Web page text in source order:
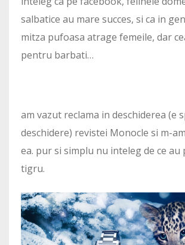
salbatice au mare succes, si ca in
mitza pufoasa atrage femeile, dar
pentru barbati…
am vazut reclama in deschiderea (e
deschidere) revistei Monocle si m-
ea. pur si simplu nu inteleg de ce au
tigru.